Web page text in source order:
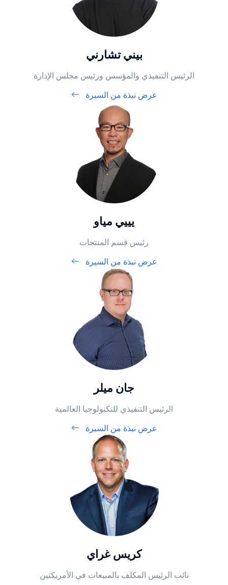
بيني تشارني
الرئيس التنفيذي والمؤسس ورئيس مجلس الإدارة
عرض نبذة من السيرة
يييي مياو
رئيس قسم المنتجات
عرض نبذة من السيرة
جان ميلر
الرئيس التنفيذي للتكنولوجيا العالمية
عرض نبذة من السيرة
كريس غراي
نائب الرئيس المكلف بالمبيعات في الأمريكتين